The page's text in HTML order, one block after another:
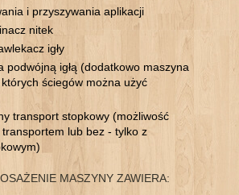
i przyszywania aplikacji
nitek
igły
podwójną igłą (dodatkowo maszyna
ściegów można użyć
transport stopkowy (możliwość
lub bez - tylko z
MASZYNY ZAWIERA: